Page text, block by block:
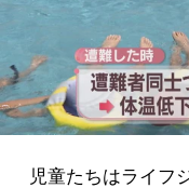
児童たちはライフ